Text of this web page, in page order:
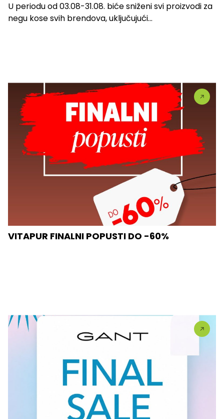
U periodu od 03.08-31.08. biće sniženi svi proizvodi za
negu kose svih brendova, uključujući...
VITAPUR FINALNI POPUSTI DO -60%